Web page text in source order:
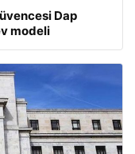
Dap
modeli